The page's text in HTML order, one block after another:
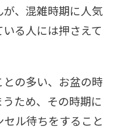
、混雑時期に人気
る人には押さえて
の多い、お盆の時
ため、その時期に
ル待ちをすること